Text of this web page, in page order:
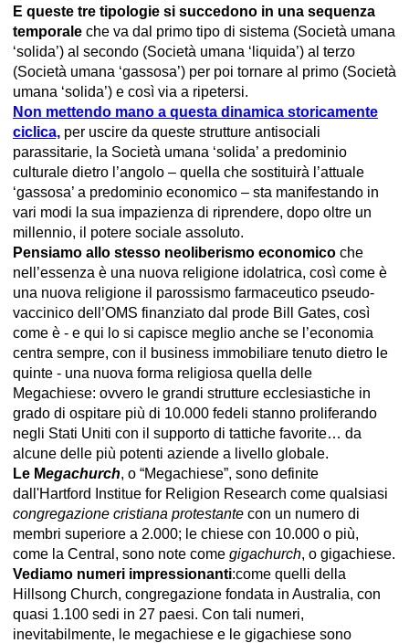
E queste tre tipologie si succedono in una sequenza
temporale che va dal primo tipo di sistema (Società umana
‘solida’) al secondo (Società umana ‘liquida’) al terzo
(Società umana ‘gassosa’) per poi tornare al primo (Società
umana ‘solida’) e così via a ripetersi.
Non mettendo mano a questa dinamica storicamente
ciclica, per uscire da queste strutture antisociali
parassitarie, la Società umana ‘solida’ a predominio
culturale dietro l’angolo – quella che sostituirà l’attuale
‘gassosa’ a predominio economico – sta manifestando in
vari modi la sua impazienza di riprendere, dopo oltre un
millennio, il potere sociale assoluto.
Pensiamo allo stesso neoliberismo economico che
nell’essenza è una nuova religione idolatrica, così come è
una nuova religione il parossismo farmaceutico pseudo-
vaccinico dell’OMS finanziato dal prode Bill Gates, così
come è - e qui lo si capisce meglio anche se l’economia
centra sempre, con il business immobiliare tenuto dietro le
quinte - una nuova forma religiosa quella delle
Megachiese: ovvero le grandi strutture ecclesiastiche in
grado di ospitare più di 10.000 fedeli stanno proliferando
negli Stati Uniti con il supporto di tattiche favorite… da
alcune delle più potenti aziende a livello globale.
Le Megachurch, o “Megachiese”, sono definite
dall'Hartford Institue for Religion Research come qualsiasi
congregazione cristiana protestante con un numero di
membri superiore a 2.000; le chiese con 10.000 o più,
come la Central, sono note come gigachurch, o gigachiese.
Vediamo numeri impressionanti:come quelli della
Hillsong Church, congregazione fondata in Australia, con
quasi 1.100 sedi in 27 paesi. Con tali numeri,
inevitabilmente, le megachiese e le gigachiese sono